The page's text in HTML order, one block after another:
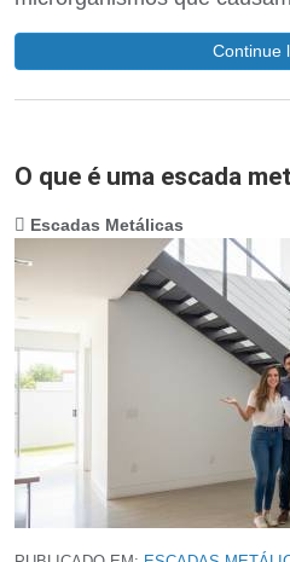
Continue
O que é uma escada
Escadas Metálicas